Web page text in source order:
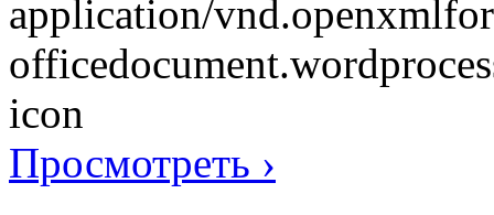
Просмотреть ›